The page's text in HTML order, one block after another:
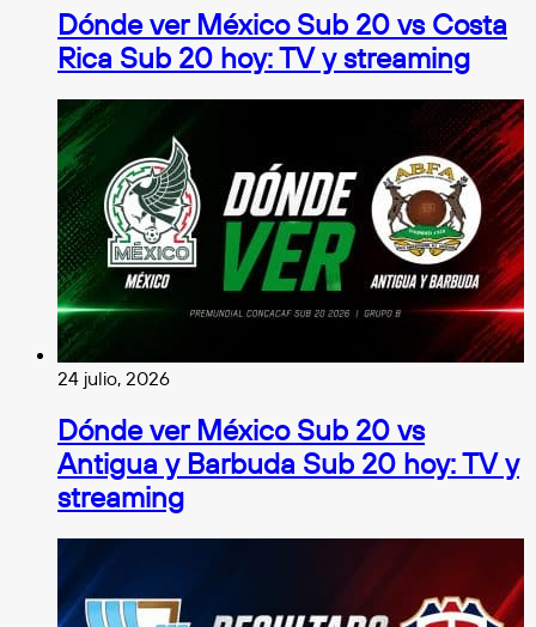
Dónde ver México Sub 20 vs Costa
Rica Sub 20 hoy: TV y streaming
24 julio, 2026
Dónde ver México Sub 20 vs
Antigua y Barbuda Sub 20 hoy: TV y
streaming